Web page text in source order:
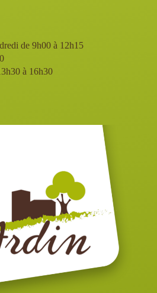
de 9h00 à 12h15
à 16h30